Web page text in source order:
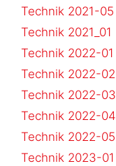
Technik 2021-05
Technik 2021_01
Technik 2022-01
Technik 2022-02
Technik 2022-03
Technik 2022-04
Technik 2022-05
Technik 2023-01